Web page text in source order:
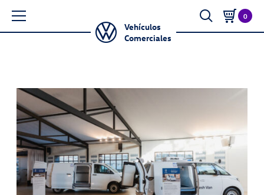
0
Vehículos
Comerciales